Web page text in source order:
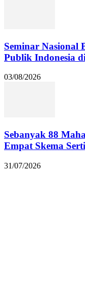
Seminar Nasional
Publik Indonesia
03/08/2026
Sebanyak 88
Empat Skema
31/07/2026